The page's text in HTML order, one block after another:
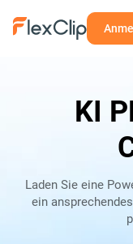
KI
Laden Sie eine
ein